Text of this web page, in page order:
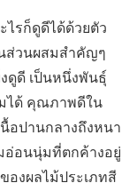
รก็ดูดีได้ด้วยตัว
ส่วนผสมสำคัญๆ
ดูดี เป็นหนึ่งพันธุ์
ได้ คุณภาพดีใน
อปานกลางถึงหนา
อ่อนนุ่มที่ตกค้างอยู่
องผลไม้ประเภทสี